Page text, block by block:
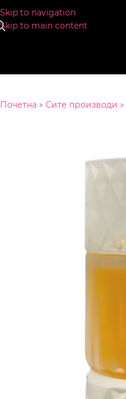
Skip to navigation
Skip to main content
Почетна » Сите производи »